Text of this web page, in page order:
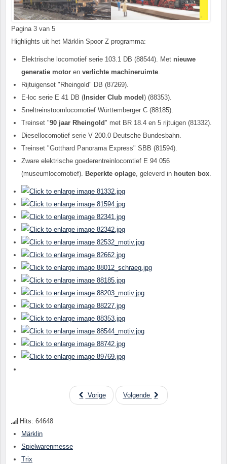
Pagina 3 van 5
Highlights uit het Märklin Spoor Z programma:
Elektrische locomotief serie 103.1 DB (88544). Met nieuwe
generatie motor en verlichte machineruimte.
Rijtuigenset "Rheingold" DB (87269).
E-loc serie E 41 DB ( Insider Club model ) (88353).
Sneltreinstoomlocomotief Württemberger C (88185).
Treinset "90 jaar Rheingold" met BR 18.4 en 5 rijtuigen (81332).
Diesellocomotief serie V 200.0 Deutsche Bundesbahn.
Treinset "Gotthard Panorama Express" SBB (81594).
Zware elektrische goederentreinlocomtief E 94 056
(museumlocomotief). Beperkte oplage, geleverd in houten box.
Vorige Volgende
Hits: 64648
Märklin
Spielwarenmesse
Trix